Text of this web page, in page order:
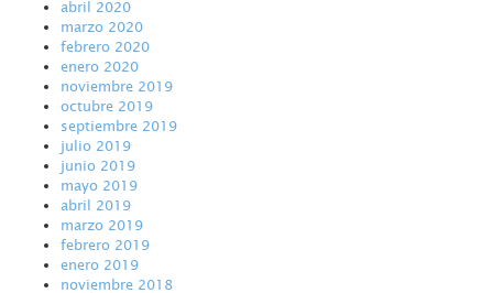
abril 2020
marzo 2020
febrero 2020
enero 2020
noviembre 2019
octubre 2019
septiembre 2019
julio 2019
junio 2019
mayo 2019
abril 2019
marzo 2019
febrero 2019
enero 2019
noviembre 2018